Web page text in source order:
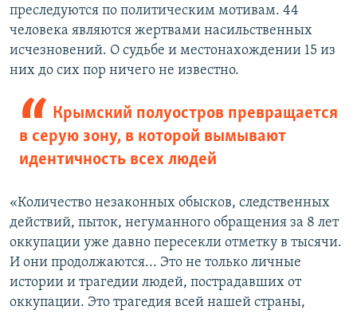
преследуются по политическим мотивам. 44
человека являются жертвами насильственных
исчезновений. О судьбе и местонахождении 15 из
них до сих пор ничего не известно.
Крымский полуостров превращается
в серую зону, в которой вымывают
идентичность всех людей
«Количество незаконных обысков, следственных
действий, пыток, негуманного обращения за 8 лет
оккупации уже давно пересекли отметку в тысячи.
И они продолжаются... Это не только личные
истории и трагедии людей, пострадавших от
оккупации. Это трагедия всей нашей страны,